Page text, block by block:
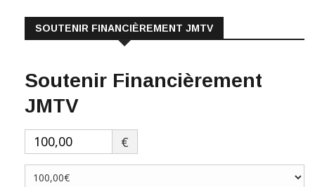
SOUTENIR FINANCIÈREMENT JMTV
Soutenir Financièrement
JMTV
€